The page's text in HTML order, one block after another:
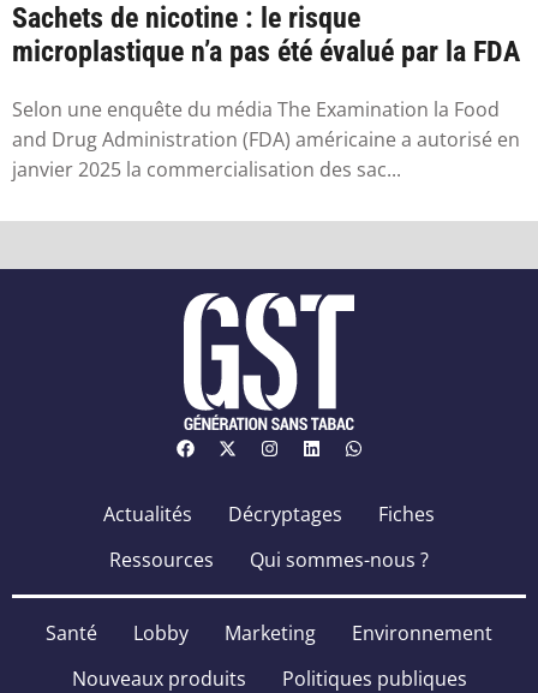
Sachets de nicotine : le risque
microplastique n’a pas été évalué par la FDA
Selon une enquête du média The Examination la Food
and Drug Administration (FDA) américaine a autorisé en
janvier 2025 la commercialisation des sac...
Actualités Décryptages
Fiches
Ressources
Qui sommes-nous ?
Santé Lobby Marketing
Environnement
Nouveaux produits
Politiques publiques